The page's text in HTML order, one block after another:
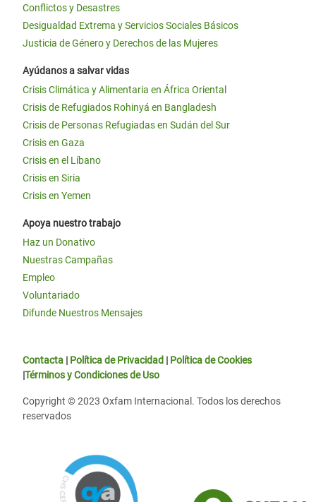
Conflictos y Desastres
Desigualdad Extrema y Servicios Sociales Básicos
Justicia de Género y Derechos de las Mujeres
Ayúdanos a salvar vidas
Crisis Climática y Alimentaria en África Oriental
Crisis de Refugiados Rohinyá en Bangladesh
Crisis de Personas Refugiadas en Sudán del Sur
Crisis en Gaza
Crisis en el Líbano
Crisis en Siria
Crisis en Yemen
Apoya nuestro trabajo
Haz un Donativo
Nuestras Campañas
Empleo
Voluntariado
Difunde Nuestros Mensajes
Contacta | Política de Privacidad | Política de Cookies
|Términos y Condiciones de Uso
Copyright © 2023 Oxfam Internacional. Todos los derechos
reservados